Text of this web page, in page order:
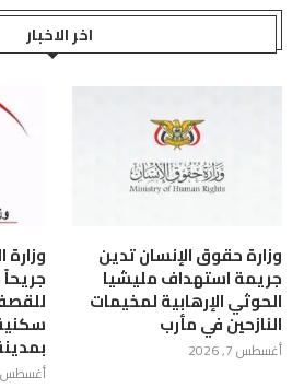
اخر الاخبار
وزارة حقوق الإنسان تدين
جريمة استهداف مليشيا
الحوثي الإرهابية لمخيمات
النازحين في مأرب
أغسطس 7, 2026
أغسطس 7, 2026